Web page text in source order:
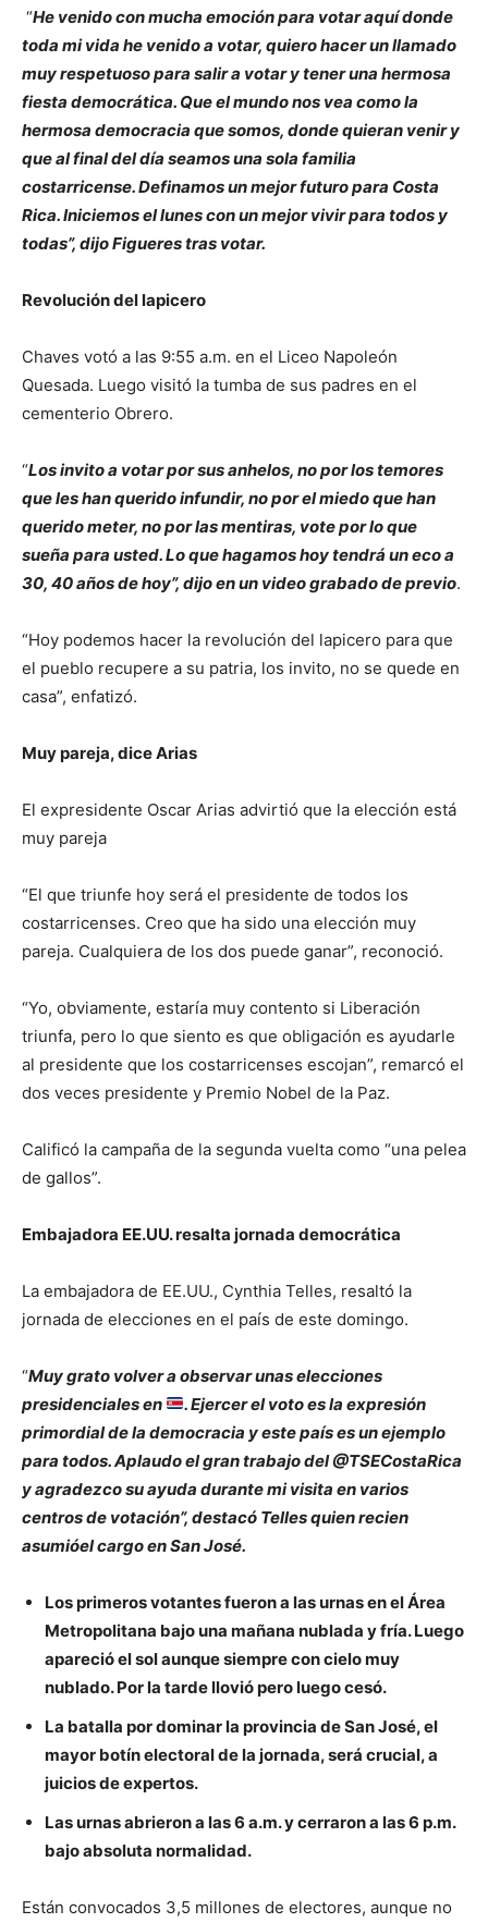
“He venido con mucha emoción para votar aquí donde
toda mi vida he venido a votar, quiero hacer un llamado
muy respetuoso para salir a votar y tener una hermosa
fiesta democrática. Que el mundo nos vea como la
hermosa democracia que somos, donde quieran venir y
que al final del día seamos una sola familia
costarricense. Definamos un mejor futuro para Costa
Rica. Iniciemos el lunes con un mejor vivir para todos y
todas”, dijo Figueres tras votar.
Revolución del lapicero
Chaves votó a las 9:55 a.m. en el Liceo Napoleón
Quesada. Luego visitó la tumba de sus padres en el
cementerio Obrero.
“Los invito a votar por sus anhelos, no por los temores
que les han querido infundir, no por el miedo que han
querido meter, no por las mentiras, vote por lo que
sueña para usted. Lo que hagamos hoy tendrá un eco a
30, 40 años de hoy”, dijo en un video grabado de previo.
“Hoy podemos hacer la revolución del lapicero para que
el pueblo recupere a su patria, los invito, no se quede en
casa”, enfatizó.
Muy pareja, dice Arias
El expresidente Oscar Arias advirtió que la elección está
muy pareja
“El que triunfe hoy será el presidente de todos los
costarricenses. Creo que ha sido una elección muy
pareja. Cualquiera de los dos puede ganar”, reconoció.
“Yo, obviamente, estaría muy contento si Liberación
triunfa, pero lo que siento es que obligación es ayudarle
al presidente que los costarricenses escojan”, remarcó el
dos veces presidente y Premio Nobel de la Paz.
Calificó la campaña de la segunda vuelta como “una pelea
de gallos”.
Embajadora EE.UU. resalta jornada democrática
La embajadora de EE.UU., Cynthia Telles, resaltó la
jornada de elecciones en el país de este domingo.
“Muy grato volver a observar unas elecciones
presidenciales en
. Ejercer el voto es la expresión
primordial de la democracia y este país es un ejemplo
para todos. Aplaudo el gran trabajo del @TSECostaRica
y agradezco su ayuda durante mi visita en varios
centros de votación”, destacó Telles quien recien
asumióel cargo en San José.
Los primeros votantes fueron a las urnas en el Área
Metropolitana bajo una mañana nublada y fría. Luego
apareció el sol aunque siempre con cielo muy
nublado. Por la tarde llovió pero luego cesó.
La batalla por dominar la provincia de San José, el
mayor botín electoral de la jornada, será crucial, a
juicios de expertos.
Las urnas abrieron a las 6 a.m. y cerraron a las 6 p.m.
bajo absoluta normalidad.
Están convocados 3,5 millones de electores, aunque no